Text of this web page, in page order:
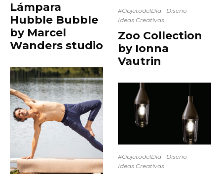
Lámpara
Hubble Bubble
by Marcel
Wanders studio
#ObjetodelDía
Diseño
Ideas Creativas
Zoo Collection
by Ionna
Vautrin
#ObjetodelDía
Diseño
Ideas Creativas